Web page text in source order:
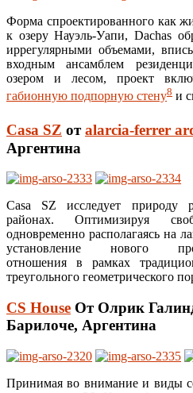
Форма спроектированного как
к озеру Науэль-Уапи, Dachas
иррегулярными объемами,
входным ансамблем
озером и лесом, проект
габионную подпорную стену8 и
Casa SZ отalarcia-ferrer
Аргентина
Casa SZ исследует природу
районах. Оптимизируя
одновременно располагаясь на
установление нового
отношения в рамках
треугольного геометрического
CS House От Олрик
Барилоче, Аргентина
Принимая во внимание и виды